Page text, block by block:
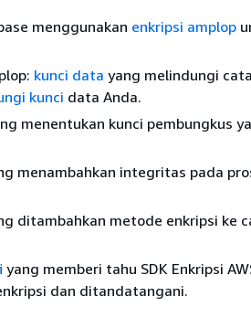
menggunakan enkripsi amplop
kunci data yang melindungi
kunci data Anda.
menentukan kunci pembungkus
menambahkan integritas pada
ditambahkan metode enkripsi ke
yang memberi tahu SDK Enkripsi
dan ditandatangani.